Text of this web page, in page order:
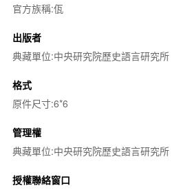
官方族稱:佤
出版者
典藏單位:中央研究院歷史語言研究所
格式
原件尺寸:6*6
管理權
典藏單位:中央研究院歷史語言研究所
授權聯絡窗口